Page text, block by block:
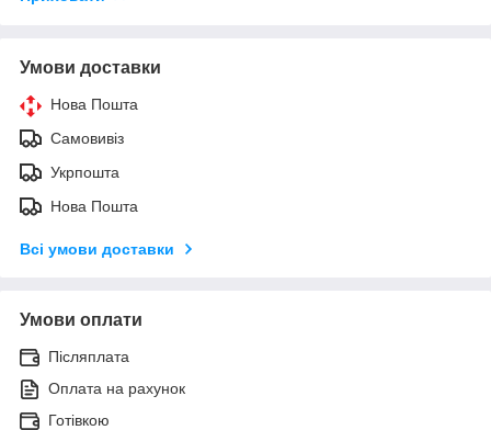
Умови доставки
Нова Пошта
Самовивіз
Укрпошта
Нова Пошта
Всі умови доставки
Умови оплати
Післяплата
Оплата на рахунок
Готівкою